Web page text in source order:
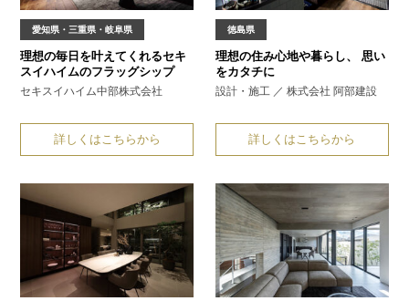
愛知県・三重県・岐阜県
理想の毎日を叶えてくれるセキ
スイハイムのフラッグシップ
セキスイハイム中部株式会社
詳しくはこちらから
徳島県
理想の住み心地や暮らし、思い
をカタチに
設計・施工 ／ 株式会社 阿部建設
詳しくはこちらから